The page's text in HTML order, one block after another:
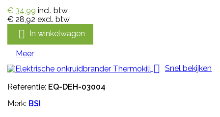
€ 34,99 incl. btw
€ 28,92 excl. btw
 In winkelwagen
Meer
 Snel bekijken
Referentie: EQ-DEH-03004
Merk: BSI